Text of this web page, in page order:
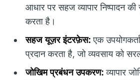
आधार पर सहज व्यापार निष्पादन की
करता है।
सहज यूज़र इंटरफ़ेस:एक
प्रदान करता है, जो व्यवसाय को
जोखिम प्रबंधन उपकरण:व्यापार